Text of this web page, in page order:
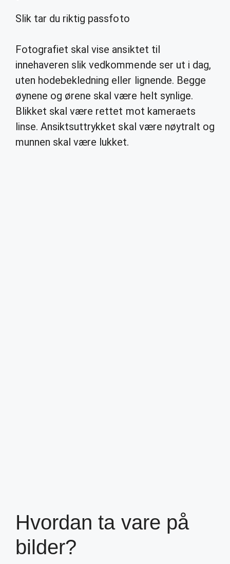
Slik tar du riktig passfoto
Fotografiet skal vise ansiktet til
innehaveren slik vedkommende ser ut i dag,
uten hodebekledning eller lignende. Begge
øynene og ørene skal være helt synlige.
Blikket skal være rettet mot kameraets
linse. Ansiktsuttrykket skal være nøytralt og
munnen skal være lukket.
Hvordan ta vare på
bilder?